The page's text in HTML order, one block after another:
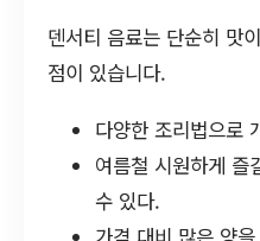
덴서티 음료는 단순히 맛
점이 있습니다.
다양한 조리법으로
여름철 시원하게 즐
수 있다.